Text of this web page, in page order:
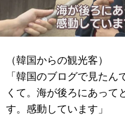
（韓国からの観光客）
「韓国のブログで見た
くて。海が後ろにあって
す。感動しています」